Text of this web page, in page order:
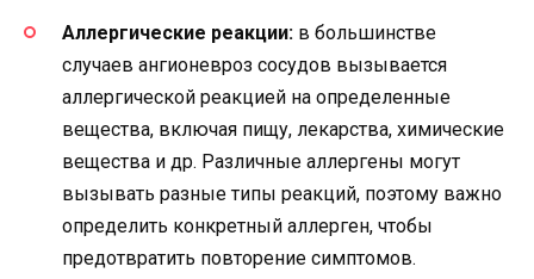
Аллергические реакции: в большинстве
случаев ангионевроз сосудов вызывается
аллергической реакцией на определенные
вещества, включая пищу, лекарства, химические
вещества и др. Различные аллергены могут
вызывать разные типы реакций, поэтому важно
определить конкретный аллерген, чтобы
предотвратить повторение симптомов.